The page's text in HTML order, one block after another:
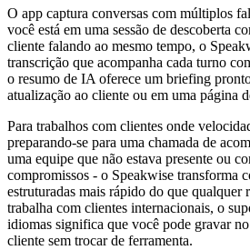
O app captura conversas com múltiplos
você está em uma sessão de descoberta
cliente falando ao mesmo tempo, o
transcrição que acompanha cada turno
o resumo de IA oferece um briefing
atualização ao cliente ou em uma página
Para trabalhos com clientes onde
preparando-se para uma chamada de
uma equipe que não estava presente ou
compromissos - o Speakwise transforma
estruturadas mais rápido do que qualquer
trabalha com clientes internacionais, o
idiomas significa que você pode gravar
cliente sem trocar de ferramenta.